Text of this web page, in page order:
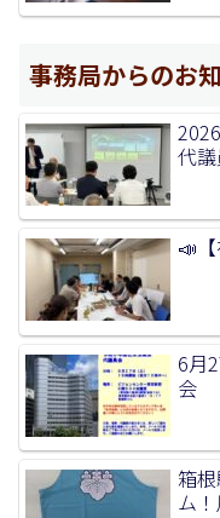
事務局からのお
代
📣
6月
会
箱
ム